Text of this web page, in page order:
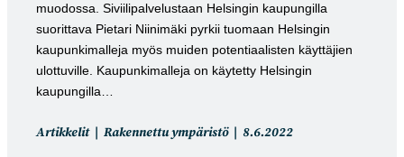
muodossa. Siviilipalvelustaan Helsingin kaupungilla
suorittava Pietari Niinimäki pyrkii tuomaan Helsingin
kaupunkimalleja myös muiden potentiaalisten käyttäjien
ulottuville. Kaupunkimalleja on käytetty Helsingin
kaupungilla…
Artikkelin
Artikkelit Rakennettu ympäristö
Artikkeli
8.6.2022